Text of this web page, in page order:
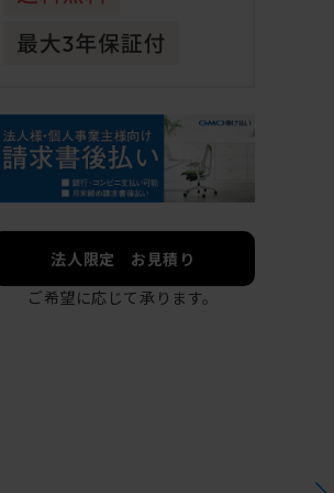
法人限定 お見積り
ご希望に応じて承ります。